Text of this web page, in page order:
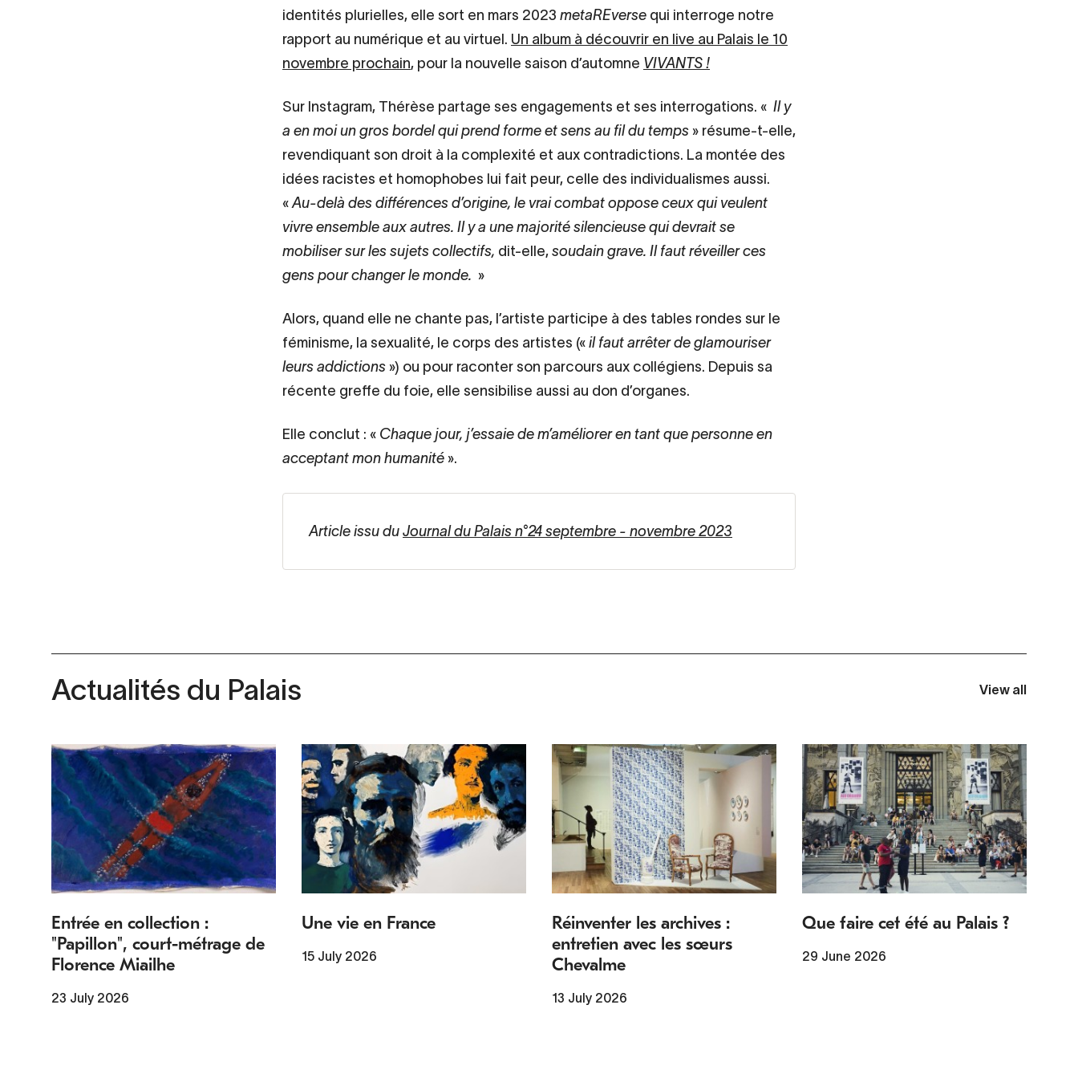
identités plurielles, elle sort en mars 2023 metaREverse qui interroge notre
rapport au numérique et au virtuel. Un album à découvrir en live au Palais le 10
novembre prochain, pour la nouvelle saison d’automne VIVANTS !
Sur Instagram, Thérèse partage ses engagements et ses interrogations. « Il y
a en moi un gros bordel qui prend forme et sens au fil du temps » résume-t-elle,
revendiquant son droit à la complexité et aux contradictions. La montée des
idées racistes et homophobes lui fait peur, celle des individualismes aussi.
« Au-delà des différences d’origine, le vrai combat oppose ceux qui veulent
vivre ensemble aux autres. Il y a une majorité silencieuse qui devrait se
mobiliser sur les sujets collectifs, dit-elle, soudain grave. Il faut réveiller ces
gens pour changer le monde. »
Alors, quand elle ne chante pas, l’artiste participe à des tables rondes sur le
féminisme, la sexualité, le corps des artistes (« il faut arrêter de glamouriser
leurs addictions ») ou pour raconter son parcours aux collégiens. Depuis sa
récente greffe du foie, elle sensibilise aussi au don d’organes.
Elle conclut : « Chaque jour, j’essaie de m’améliorer en tant que personne en
acceptant mon humanité ».
Article issu du Journal du Palais n°24 septembre - novembre 2023
Actualités du Palais View all
Entrée en collection :
"Papillon", court-métrage de
Florence Miailhe
23 July 2026
Une vie en France
15 July 2026
Réinventer les archives :
entretien avec les sœurs
Chevalme
13 July 2026
Que faire cet été au Palais ?
29 June 2026